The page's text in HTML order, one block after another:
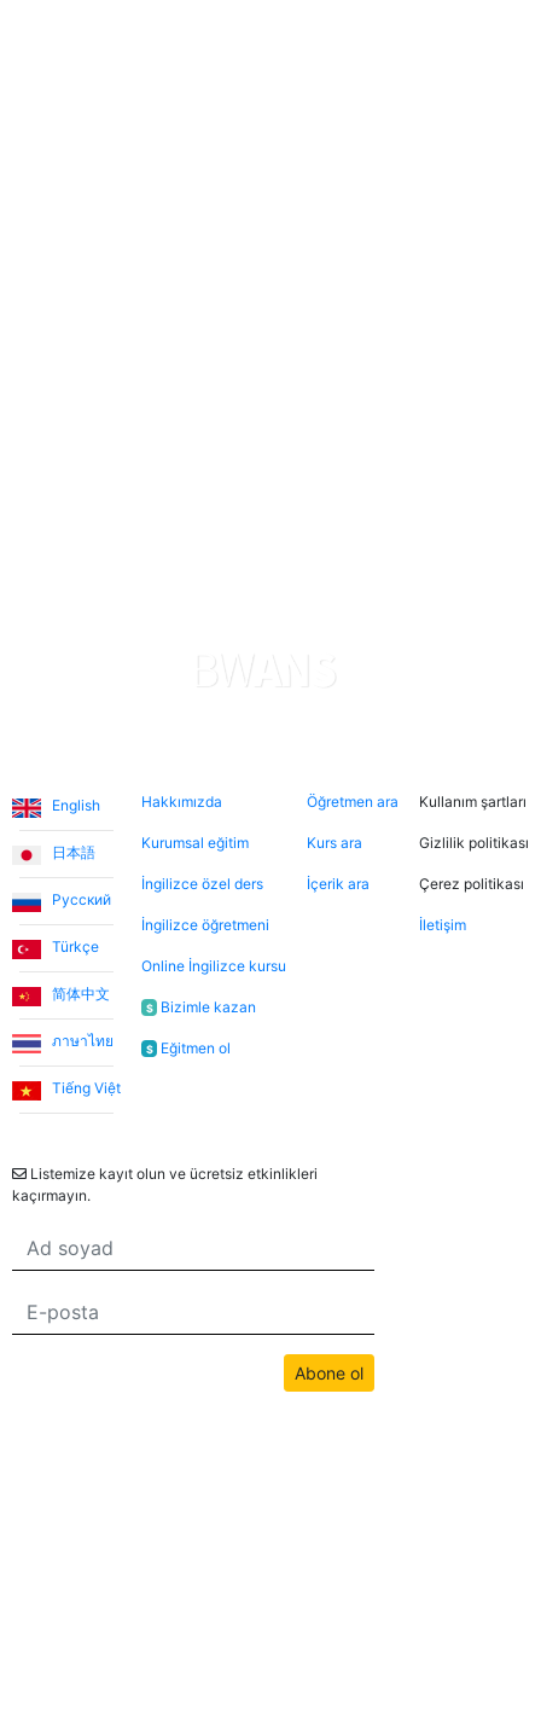
English
日本語
Русский
Türkçe
简体中文
ภาษาไทย
Tiếng Việt
Hakkımızda
Kurumsal eğitim
İngilizce özel ders
İngilizce öğretmeni
Online İngilizce kursu
$ Bizimle kazan
$ Eğitmen ol
Öğretmen ara
Kurs ara
İçerik ara
Kullanım şartları
Gizlilik politikası
Çerez politikası
İletişim
Listemize kayıt olun ve ücretsiz etkinlikleri
kaçırmayın.
Abone ol